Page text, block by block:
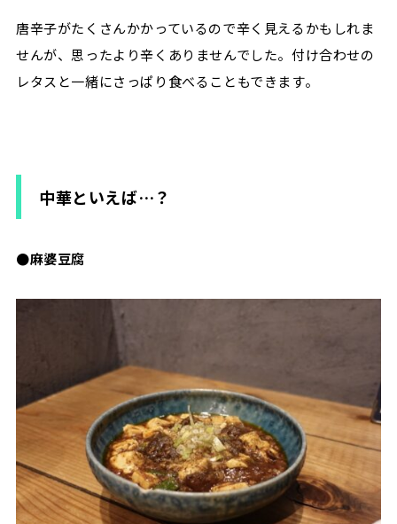
唐辛子がたくさんかかっているので辛く見えるかもしれま
せんが、思ったより辛くありませんでした。付け合わせの
レタスと一緒にさっぱり食べることもできます。
中華といえば…？
●麻婆豆腐